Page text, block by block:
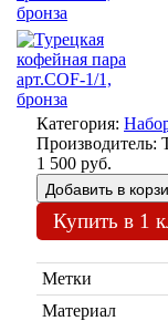
Категория:
Производитель:
1 500 руб.
Купить в 1
Метки
Материал